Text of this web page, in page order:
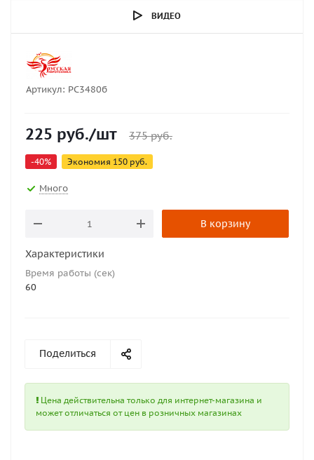
ВИДЕО
Артикул: РС3480б
225 руб./шт 375руб.
-40% Экономия 150 руб.
Много
В корзину
Характеристики
Время работы (сек)
60
Поделиться
Цена действительна только для интернет-магазина и
может отличаться от цен в розничных магазинах